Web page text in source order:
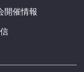
開催情報